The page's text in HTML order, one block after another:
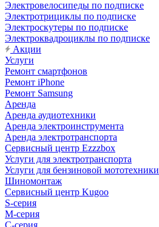
Электровелосипеды по подписке
Электротрициклы по подписке
Электроскутеры по подписке
Электроквадроциклы по подписке
Акции
Услуги
Ремонт смартфонов
Ремонт iPhone
Ремонт Samsung
Аренда
Аренда аудиотехники
Аренда электроинструмента
Аренда электротранспорта
Сервисный центр Ezzzbox
Услуги для электротранспорта
Услуги для бензиновой мототехники
Шиномонтаж
Сервисный центр Kugoo
S-cерия
M-серия
С-серия